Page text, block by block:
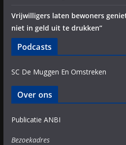
Vrijwilligers laten bewoners
niet in geld uit te drukken”
Podcasts
SC De Muggen En Omstreken
Over ons
Publicatie ANBI
Bezoekadres